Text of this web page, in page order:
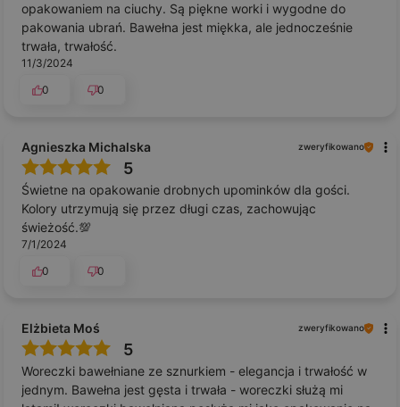
opakowaniem na ciuchy. Są piękne worki i wygodne do
pakowania ubrań. Bawełna jest miękka, ale jednocześnie
trwała, trwałość.
11/3/2024
0
0
Agnieszka Michalska zweryfikowano
5
Świetne na opakowanie drobnych upominków dla gości.
Kolory utrzymują się przez długi czas, zachowując
świeżość.💯
7/1/2024
0
0
Elżbieta Moś zweryfikowano
5
Woreczki bawełniane ze sznurkiem - elegancja i trwałość w
jednym. Bawełna jest gęsta i trwała - woreczki służą mi